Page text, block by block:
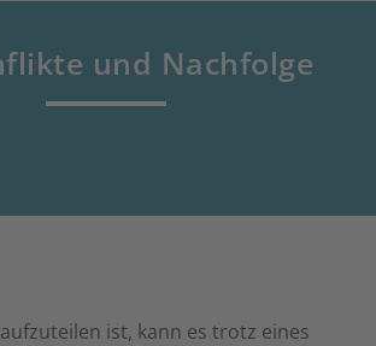
und Nachfolge
ist, kann es trotz eines